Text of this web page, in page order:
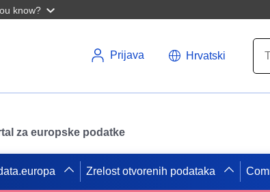
know?
Prijava Hrvatski
za europske podatke
Zrelost otvorenih podataka